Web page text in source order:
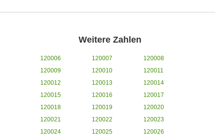
Weitere Zahlen
120006 120007
120008
120009
120010
120011
120012
120013
120014
120015
120016
120017
120018
120019
120020
120021
120022
120023
120024
120025
120026